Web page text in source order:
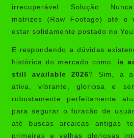
irrecuperável. Solução:
matrizes (Raw Footage) até o
estar solidamente postado no
E respondendo a dúvidas
histórica do mercado como: is
still available 2026? Sim, a
ativa, vibrante, gloriosa e
robustamente perfeitamente
para segurar o furacão de
até buscas arcaicas antigas
primeiras e velhas gloriosas